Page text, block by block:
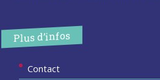
Plus d’infos
Contact